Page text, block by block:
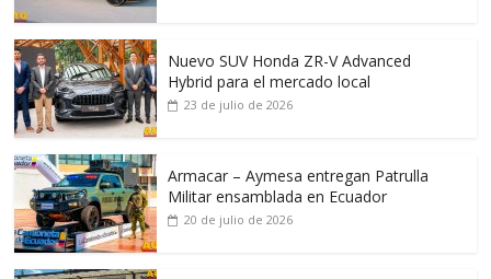
Nuevo SUV Honda ZR-V Advanced
Hybrid para el mercado local
23 de julio de 2026
Armacar – Aymesa entregan Patrulla
Militar ensamblada en Ecuador
20 de julio de 2026